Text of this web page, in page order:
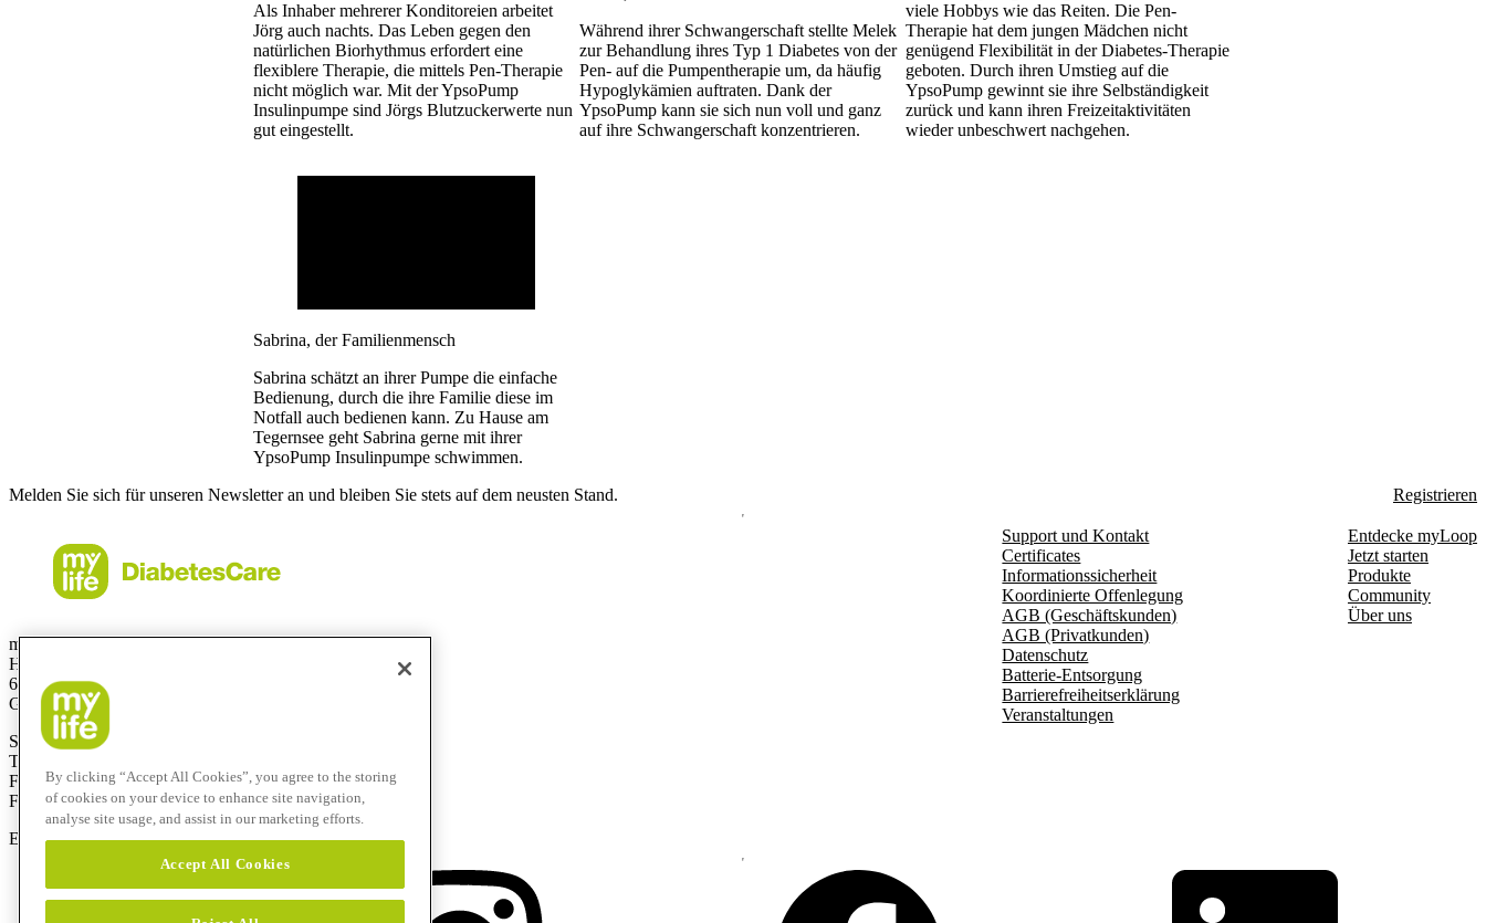
Als Inhaber mehrerer Konditoreien arbeitet
Jörg auch nachts. Das Leben gegen den
natürlichen Biorhythmus erfordert eine
flexiblere Therapie, die mittels Pen-Therapie
nicht möglich war. Mit der YpsoPump
Insulinpumpe sind Jörgs Blutzuckerwerte nun
gut eingestellt.
Während ihrer Schwangerschaft stellte Melek
zur Behandlung ihres Typ 1 Diabetes von der
Pen- auf die Pumpentherapie um, da häufig
Hypoglykämien auftraten. Dank der
YpsoPump kann sie sich nun voll und ganz
auf ihre Schwangerschaft konzentrieren.
viele Hobbys wie das Reiten. Die Pen-
Therapie hat dem jungen Mädchen nicht
genügend Flexibilität in der Diabetes-Therapie
geboten. Durch ihren Umstieg auf die
YpsoPump gewinnt sie ihre Selbständigkeit
zurück und kann ihren Freizeitaktivitäten
wieder unbeschwert nachgehen.
Sabrina, der Familienmensch
Sabrina schätzt an ihrer Pumpe die einfache
Bedienung, durch die ihre Familie diese im
Notfall auch bedienen kann. Zu Hause am
Tegernsee geht Sabrina gerne mit ihrer
YpsoPump Insulinpumpe schwimmen.
Melden Sie sich für unseren Newsletter an und bleiben Sie stets auf dem neusten Stand.
Registrieren
mylife Diabetes Care GmbH
Höchster Stra
65835 Liederbach
Germany
Service-Hotline: 0800 9776633
T
F
+49 69 310 197-100
Free-Fax:0800 9776634
E-Mail: info@mylife-diabetescare.de
Support und Kontakt
Certificates
Informationssicherheit
Koordinierte Offenlegung
AGB (Geschäftskunden)
AGB (Privatkunden)
Datenschutz
Batterie-Entsorgung
Barrierefreiheitserklärung
Veranstaltungen
Entdecke myLoop
Jetzt starten
Produkte
Community
Über uns
By clicking “Accept All Cookies”, you agree to the storing
of cookies on your device to enhance site navigation,
analyse site usage, and assist in our marketing efforts.
Accept All Cookies